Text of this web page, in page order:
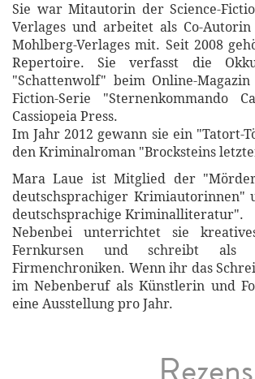
Sie war Mitautorin der Science-
Verlages und arbeitet als Co-
Mohlberg-Verlages mit. Seit 2008
Repertoire. Sie verfasst die
"Schattenwolf" beim Online-
Fiction-Serie "Sternenkommando
Cassiopeia Press.
Im Jahr 2012 gewann sie ein
den Kriminalroman "Brocksteins
Mara Laue ist Mitglied der
deutschsprachiger
deutschsprachige Kriminalliteratur".
Nebenbei unterrichtet sie
Fernkursen und schreibt als
Firmenchroniken. Wenn ihr das
im Nebenberuf als Künstlerin und
eine Ausstellung pro Jahr.